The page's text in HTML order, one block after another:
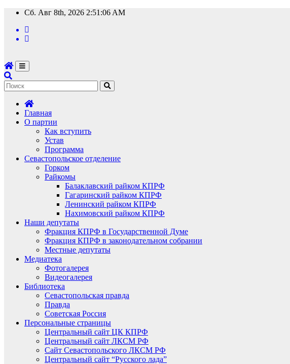
Перейти
содержимому
Сб. Авг 8th, 2026 2:51:07 AM
Главная
О партии
Как вступить
Устав
Программа
Севастопольское отделение
Горком
Райкомы
Балаклавский райком КПРФ
Гагаринский райком КПРФ
Ленинский райком КПРФ
Нахимовский райком КПРФ
Наши депутаты
Фракция КПРФ в Государственной Думе
Фракция КПРФ в законодательном собрании
Местные депутаты
Медиатека
Фотогалерея
Видеогалерея
Библиотека
Севастопольская правда
Правда
Советская Россия
Персональные страницы
Центральный сайт ЦК КПРФ
Центральный сайт ЛКСМ РФ
Сайт Севастопольского ЛКСМ РФ
Центральный сайт “Русского лада”